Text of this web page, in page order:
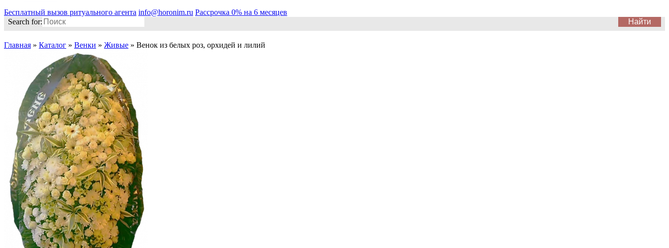
Бесплатный вызов ритуального агента info@horonim.ru Рассрочка 0% на 6 месяцев
Search for:
Главная » Каталог » Венки » Живые » Венок из белых роз, орхидей и лилий